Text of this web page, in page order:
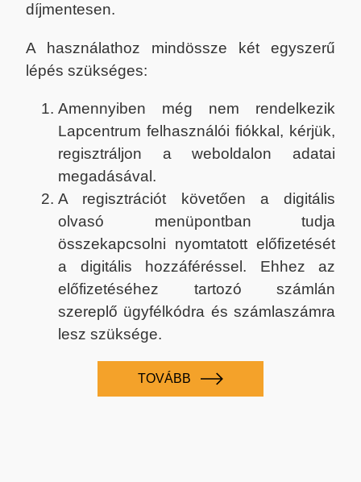
díjmentesen.
A használathoz mindössze két egyszerű
lépés szükséges:
Amennyiben még nem rendelkezik
Lapcentrum felhasználói fiókkal, kérjük,
regisztráljon a weboldalon adatai
megadásával.
A regisztrációt követően a digitális
olvasó menüpontban tudja
összekapcsolni nyomtatott előfizetését
a digitális hozzáféréssel. Ehhez az
előfizetéséhez tartozó számlán
szereplő ügyfélkódra és számlaszámra
lesz szüksége.
TOVÁBB